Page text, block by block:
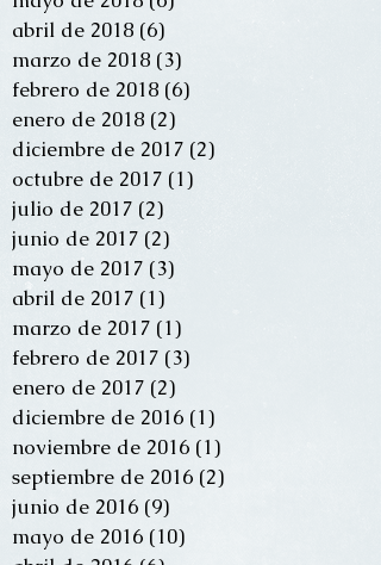
abril de 2018 (6)
marzo de 2018 (3)
febrero de 2018 (6)
enero de 2018 (2)
diciembre de 2017 (2)
octubre de 2017 (1)
julio de 2017 (2)
junio de 2017 (2)
mayo de 2017 (3)
abril de 2017 (1)
marzo de 2017 (1)
febrero de 2017 (3)
enero de 2017 (2)
diciembre de 2016 (1)
noviembre de 2016 (1)
septiembre de 2016 (2)
junio de 2016 (9)
mayo de 2016 (10)